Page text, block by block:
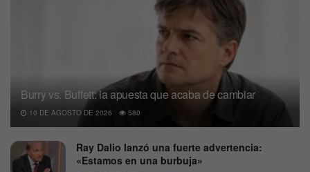
Burry vs. Buffett: la apuesta que acaba de cambiar
10 DE AGOSTO DE 2026 580
Ray Dalio lanzó una fuerte advertencia:
«Estamos en una burbuja»